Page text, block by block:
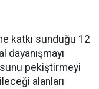
katkı sunduğu 12
pekiştirmeyi
alanları